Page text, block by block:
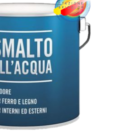
opzioni
possono
essere
scelte
nella
pagina
del